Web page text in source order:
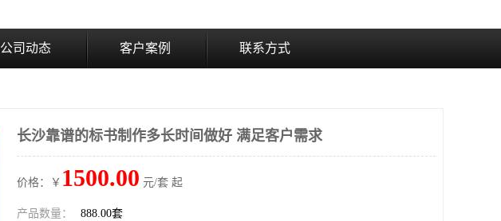
公司动态 客户案例 联系方式
长沙靠谱的标书制作多长时间做好 满足客户需求
价格：￥ 1500.00 元/套 起
产品数量： 888.00套